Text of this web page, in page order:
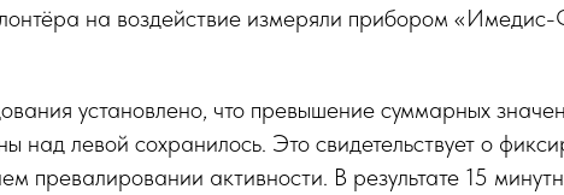
на воздействие измеряли прибором
установлено, что превышение суммарных
над левой сохранилось. Это свидетельствует о
превалировании активности. В результате 15